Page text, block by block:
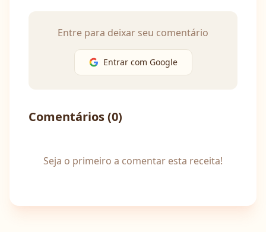
Entre para deixar seu comentário
Entrar com Google
Comentários (0)
Seja o primeiro a comentar esta receita!